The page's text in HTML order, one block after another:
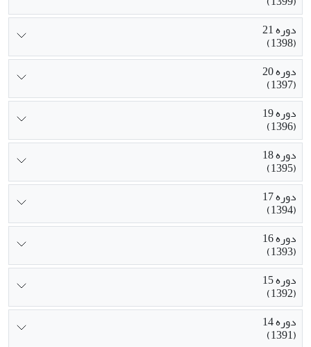
دوره 21
(1398)
دوره 20
(1397)
دوره 19
(1396)
دوره 18
(1395)
دوره 17
(1394)
دوره 16
(1393)
دوره 15
(1392)
دوره 14
(1391)